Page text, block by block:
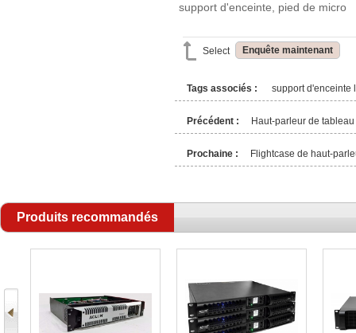
support d'enceinte, pied de micro
Select Enquête maintenant
Tags associés : support d'enceinte
Précédent : Haut-parleur de
Prochaine : Flightcase de haut-
Produits recommandés